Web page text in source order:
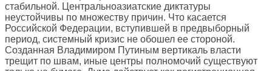
стабильной. Центральноазиатские диктатуры
неустойчивы по множеству причин. Что касается
Российской Федерации, вступившей в предвыборный
период, системный кризис не обошел ее стороной.
Созданная Владимиром Путиным вертикаль власти
трещит по швам, иные центры полномочий существуют